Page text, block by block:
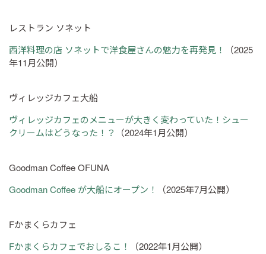
レストラン ソネット
西洋料理の店 ソネットで洋食屋さんの魅力を再発見！
（2025
年11月公開）
ヴィレッジカフェ大船
ヴィレッジカフェのメニューが大きく変わっていた！シュー
クリームはどうなった！？
（2024年1月公開）
Goodman Coffee OFUNA
Goodman Coffee が大船にオープン！
（2025年7月公開）
Fかまくらカフェ
Fかまくらカフェでおしるこ！
（2022年1月公開）